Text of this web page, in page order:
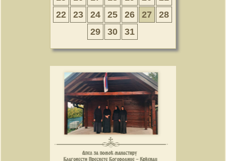
22
23 24 25 26 27
28
29
30 31